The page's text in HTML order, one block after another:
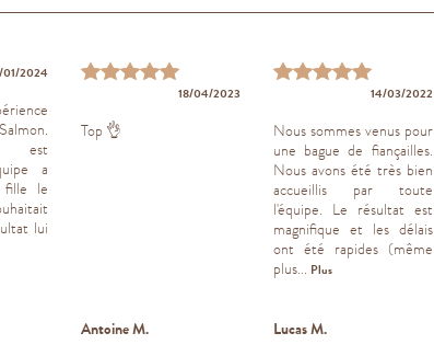
01/2024
est
a
fille le
lui
18/04/2023
Top 👌
Antoine M.
14/03/2022
Nous sommes venus pour
une bague de fiançailles.
Nous avons été très bien
accueillis par toute
l'équipe. Le résultat est
magnifique et les délais
ont été rapides (même
plus... Plus
Lucas M.